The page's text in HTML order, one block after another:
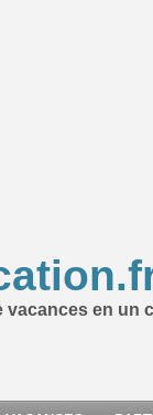
vacances en un